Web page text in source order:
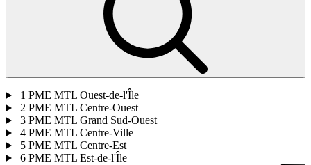
1 PME MTL Ouest-de-l'Île
2 PME MTL Centre-Ouest
3 PME MTL Grand Sud-Ouest
4 PME MTL Centre-Ville
5 PME MTL Centre-Est
6 PME MTL Est-de-l'Île